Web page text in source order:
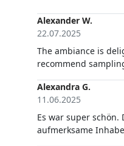
Alexander W.
22.07.2025
The ambiance is
recommend
Alexandra G.
11.06.2025
Es war super schön.
aufmerksame